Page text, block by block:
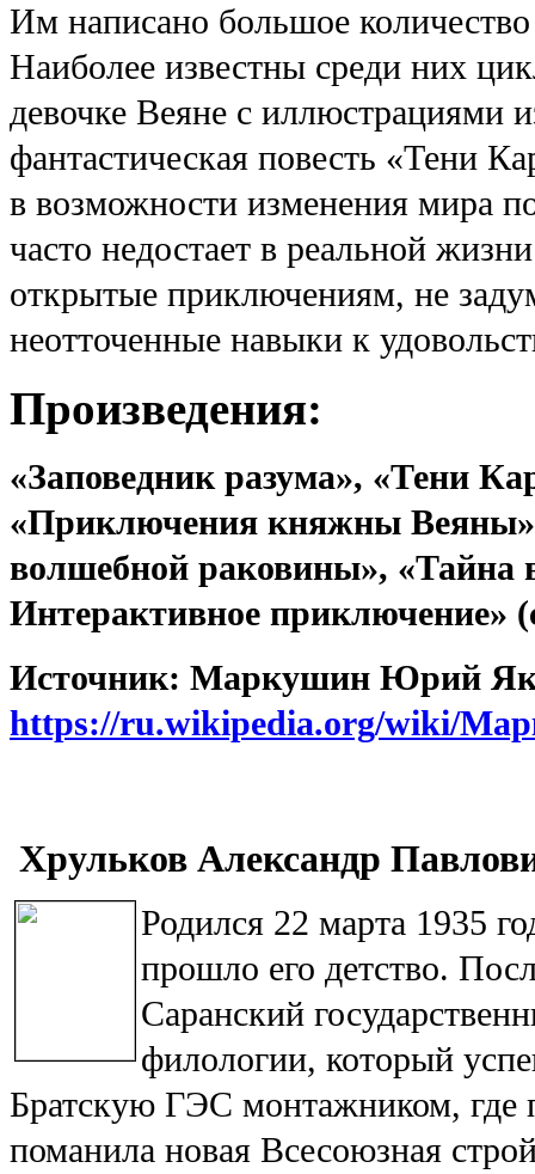
Им написано большое
Наиболее известны среди них
девочке Веяне с
фантастическая повесть «Тени
в возможности изменения мира
часто недостает в реальной
открытые приключениям, не
неотточенные навыки к
Произведения:
«Заповедник разума», «Тени
«Приключения княжны
волшебной раковины»,
Интерактивное
Источник: Маркушин Юрий
https://ru.wikipedia.org/wiki/
Хрульков Александр
Родился 22 марта 1935
прошло его детство.
Саранский
филологии, который
Братскую ГЭС монтажником, где
поманила новая Всесоюзная